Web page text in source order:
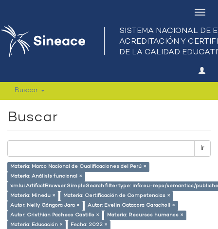
Buscar
Buscar
Ir
Materia: Marco Nacional de Cualificaciones del Perú ×
Materia: Análisis funcional ×
xmlui.ArtifactBrowser.SimpleSearch.filter.type: info:eu-repo/semantics/
Materia: Minedu ×
Materia: Certificación de Competencias ×
Autor: Nelly Góngora Jara ×
Autor: Evelin Catacora Caracholi ×
Autor: Cristhian Pacheco Castillo ×
Materia: Recursos humanos ×
Materia: Educación ×
Fecha: 2022 ×